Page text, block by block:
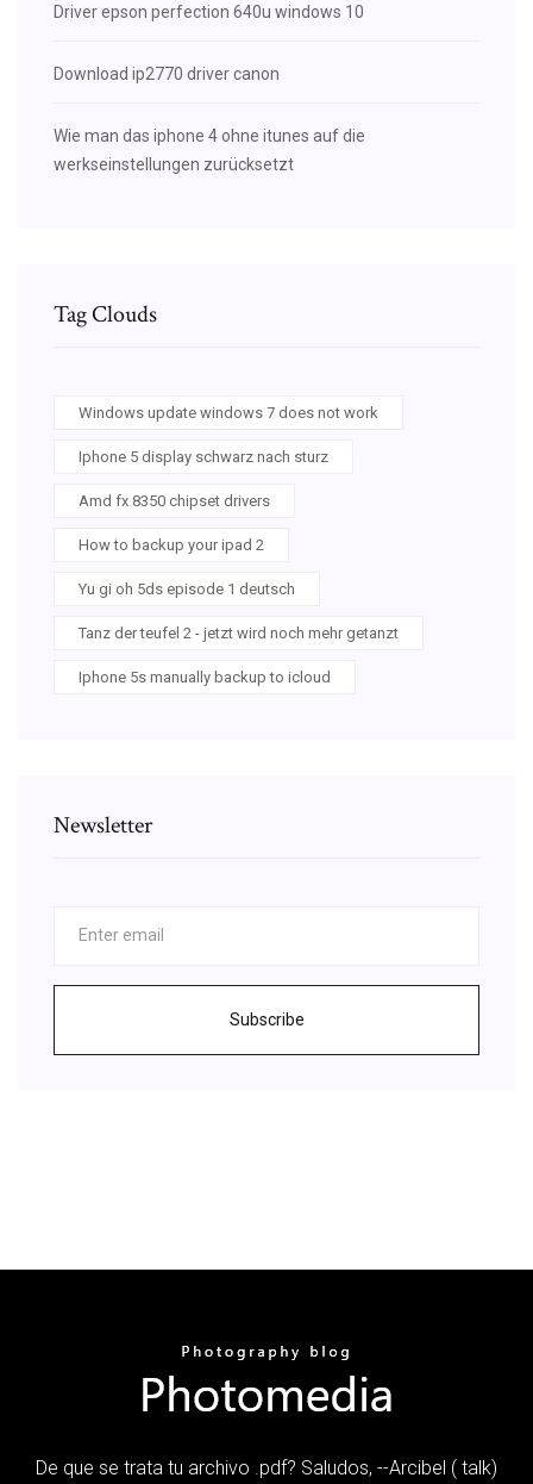
Driver epson perfection 640u windows 10
Download ip2770 driver canon
Wie man das iphone 4 ohne itunes auf die
werkseinstellungen zurücksetzt
Tag Clouds
Windows update windows 7 does not work
Iphone 5 display schwarz nach sturz
Amd fx 8350 chipset drivers
How to backup your ipad 2
Yu gi oh 5ds episode 1 deutsch
Tanz der teufel 2 - jetzt wird noch mehr getanzt
Iphone 5s manually backup to icloud
Newsletter
Subscribe
De que se trata tu archivo .pdf? Saludos, --Arcibel ( talk)